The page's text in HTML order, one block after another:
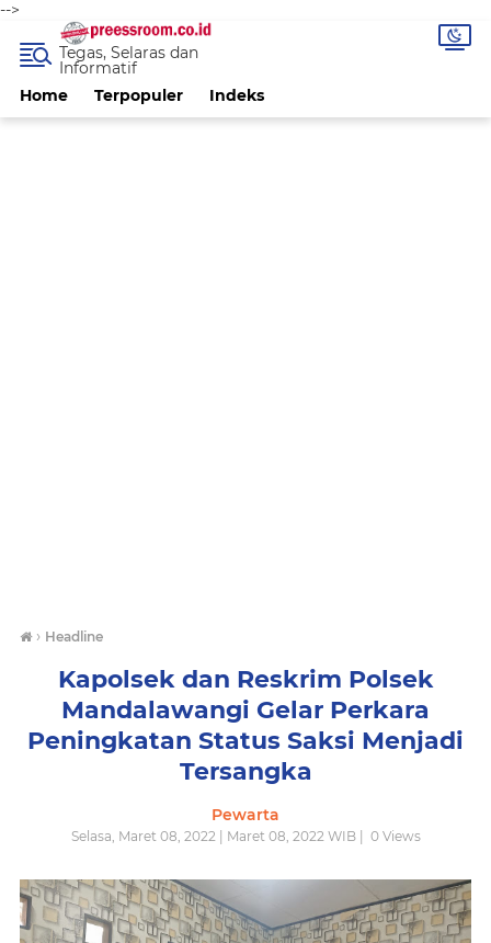
-->
Home Terpopuler Indeks
Tegas, Selaras dan
Informatif
› Headline
Kapolsek dan Reskrim Polsek
Mandalawangi Gelar Perkara
Peningkatan Status Saksi Menjadi
Tersangka
Pewarta
Selasa, Maret 08, 2022 | Maret 08, 2022 WIB | 0Views